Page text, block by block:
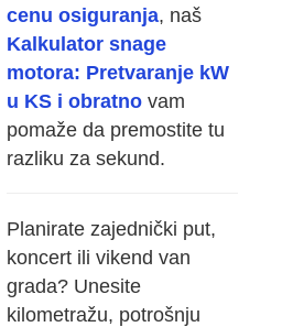
cenu osiguranja, naš
Kalkulator snage
motora: Pretvaranje kW
u KS i obratno vam
pomaže da premostite tu
razliku za sekund.
Planirate zajednički put,
koncert ili vikend van
grada? Unesite
kilometražu, potrošnju